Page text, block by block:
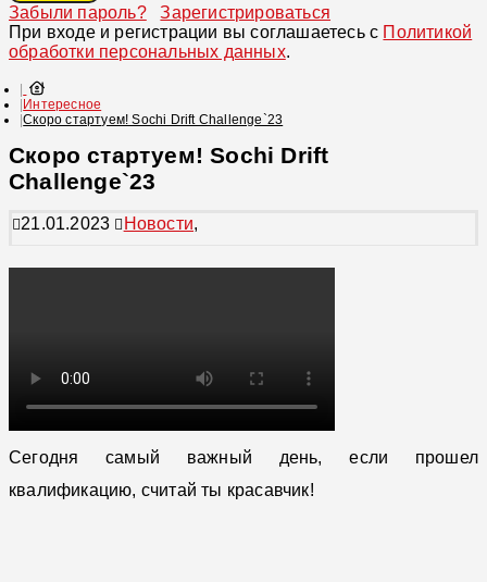
Забыли пароль?
Зарегистрироваться
При входе и регистрации вы соглашаетесь с Политикой
обработки персональных данных.
Интересное
Скоро стартуем! Sochi Drift Challenge`23
Скоро стартуем! Sochi Drift
Challenge`23
21.01.2023 Новости,
Сегодня самый важный день, если прошел
квалификацию, считай ты красавчик!